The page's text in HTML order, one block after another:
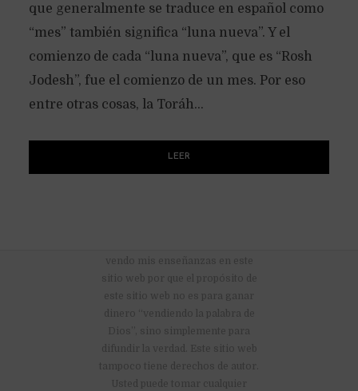
que generalmente se traduce en español como
“mes” también significa “luna nueva”. Y el
comienzo de cada “luna nueva”, que es “Rosh
Jodesh”, fue el comienzo de un mes. Por eso
entre otras cosas, la Toráh...
LEER
vendo mis enseñanzas en este
sitio web por que el propósito de
este sitio web no es para ganar
dinero “vendiendo la palabra de
Dios”, sino simplemente para
difundir la verdad. Este sitio web
tampoco tiene derechos de autor.
Usted puede tomar cualquier